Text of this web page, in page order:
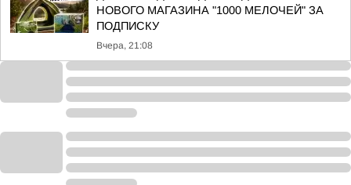
НОВОГО МАГАЗИНА "1000 МЕЛОЧЕЙ" ЗА
ПОДПИСКУ
Вчера, 21:08